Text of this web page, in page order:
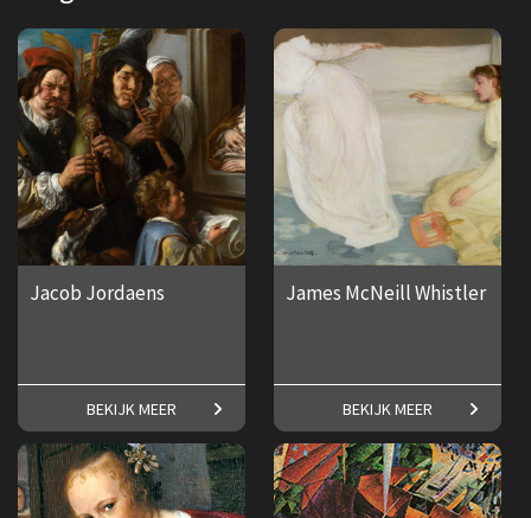
Jacob Jordaens
€ 17,50
BEKIJK MEER
James McNeill Whistler
Whistler.
€ 17,50
BEKIJK MEER